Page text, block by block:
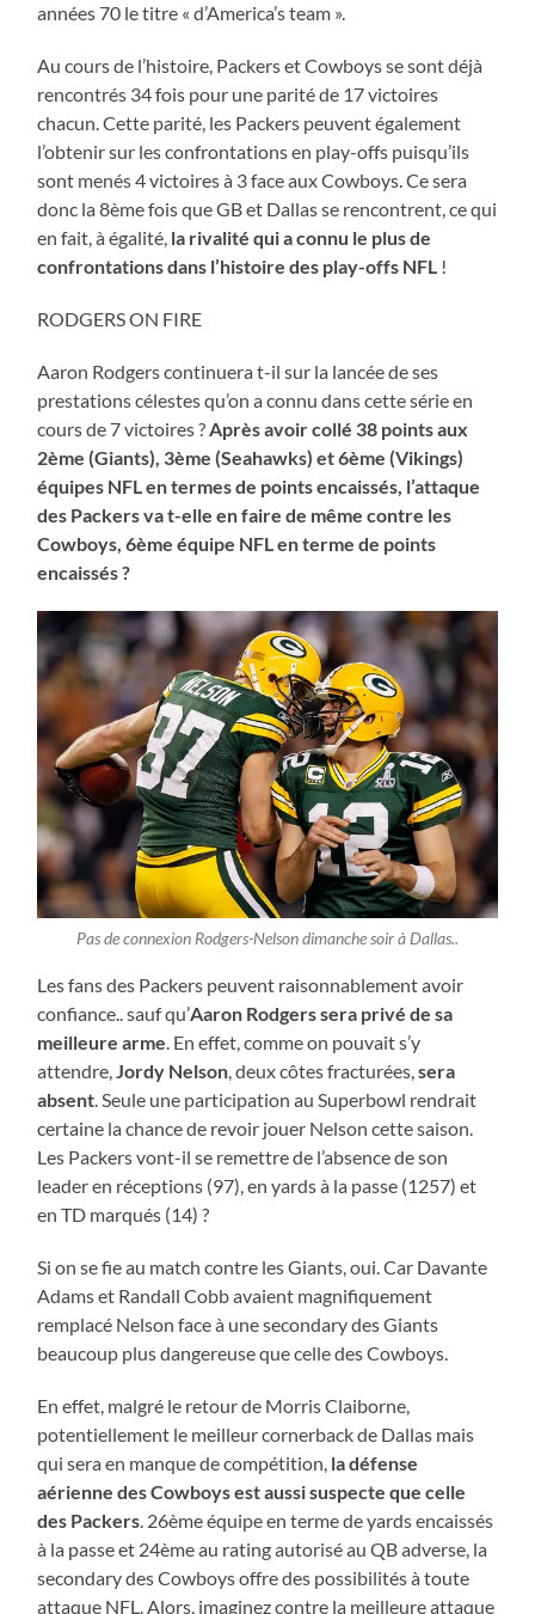
années 70 le titre « d’America’s team ».
Au cours de l’histoire, Packers et Cowboys se sont déjà
rencontrés 34 fois pour une parité de 17 victoires
chacun. Cette parité, les Packers peuvent également
l’obtenir sur les confrontations en play-offs puisqu’ils
sont menés 4 victoires à 3 face aux Cowboys. Ce sera
donc la 8ème fois que GB et Dallas se rencontrent, ce qui
en fait, à égalité, la rivalité qui a connu le plus de
confrontations dans l’histoire des play-offs NFL !
RODGERS ON FIRE
Aaron Rodgers continuera t-il sur la lancée de ses
prestations célestes qu’on a connu dans cette série en
cours de 7 victoires ?Après avoir collé 38 points aux
2ème (Giants), 3ème (Seahawks) et 6ème (Vikings)
équipes NFL en termes de points encaissés, l’attaque
des Packers va t-elle en faire de même contre les
Cowboys, 6ème équipe NFL en terme de points
encaissés ?
Pas de connexion Rodgers-Nelson dimanche soir à Dallas..
Les fans des Packers peuvent raisonnablement avoir
confiance.. sauf qu’Aaron Rodgers sera privé de sa
meilleure arme. En effet, comme on pouvait s’y
attendre,Jordy Nelson, deux côtes fracturées,sera
absent. Seule une participation au Superbowl rendrait
certaine la chance de revoir jouer Nelson cette saison.
Les Packers vont-il se remettre de l’absence de son
leader en réceptions (97), en yards à la passe (1257) et
en TD marqués (14) ?
Si on se fie au match contre les Giants, oui. Car Davante
Adams et Randall Cobb avaient magnifiquement
remplacé Nelson face à une secondary des Giants
beaucoup plus dangereuse que celle des Cowboys.
En effet, malgré le retour de Morris Claiborne,
potentiellement le meilleur cornerback de Dallas mais
qui sera en manque de compétition, la défense
aérienne des Cowboys est aussi suspecte que celle
des Packers. 26ème équipe en terme de yards encaissés
à la passe et 24ème au rating autorisé au QB adverse, la
secondary des Cowboys offre des possibilités à toute
attaque NFL. Alors, imaginez contre la meilleure attaque